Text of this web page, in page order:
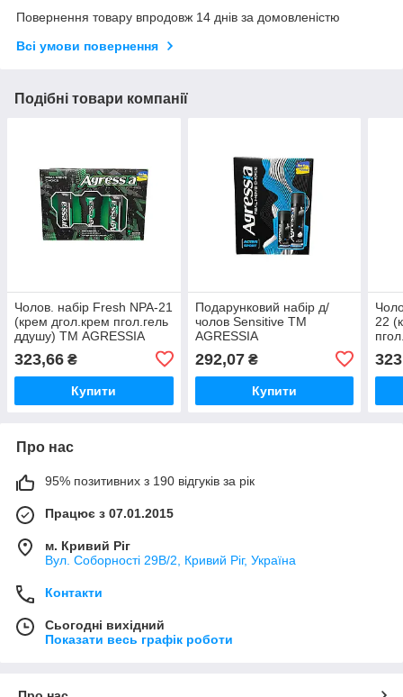
Повернення товару впродовж 14 днів за домовленістю
Всі умови повернення
Подібні товари компанії
Чолов. набір Fresh NPA-21
(крем дгол.крем пгол.гель
ддушу) ТМ AGRESSIA
323,66 ₴
Купити
Подарунковий набір д/
чолов Sensitive ТМ
AGRESSIA
292,07₴
Купити
22
Про нас
95% позитивних з 190 відгуків за рік
Працює з 07.01.2015
м. Кривий Ріг
Вул. Соборності 29В/2, Кривий Ріг, Україна
Контакти
Сьогодні вихідний
Показати весь графік роботи